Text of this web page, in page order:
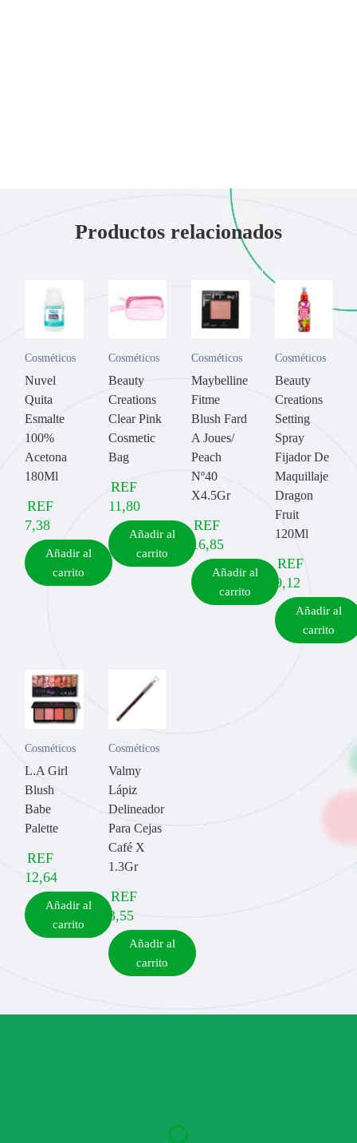
Productos relacionados
Cosméticos
Nuvel
Quita
Esmalte
100%
Acetona
180Ml
REF
7,38
Añadir al
carrito
Cosméticos
Beauty
Creations
Clear Pink
Cosmetic
Bag
REF
11,80
Añadir al
carrito
Cosméticos
Maybelline
Fitme
Blush Fard
A Joues/
Peach
Nº40
X4.5Gr
REF
16,85
Añadir al
carrito
Cosméticos
Beauty
Creations
Setting
Spray
Fijador De
Maquillaje
Dragon
Fruit
120Ml
REF
9,12
Añadir al
carrito
Cosméticos
L.A Girl
Blush
Babe
Palette
REF
12,64
Añadir al
carrito
Cosméticos
Valmy
Lápiz
Delineador
Para Cejas
Café X
1.3Gr
REF
3,55
Añadir al
carrito